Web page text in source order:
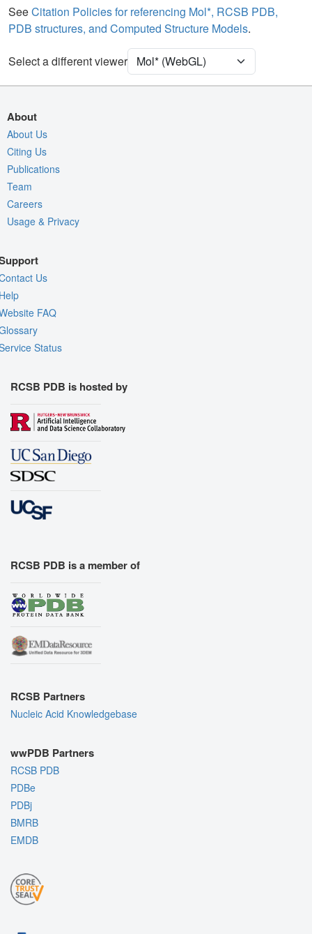
Water Ball & Stick
[Focus] Target Ball & Stick
[Focus] Surroundings (5 Å)
Density
Quality Assessment
Assembly Symmetry
Export Models
Export Animation
Export Geometry
SeeCitation Policies for referencing Mol*, RCSB PDB,
PDB structures, and Computed Structure Models.
Select a different viewer
About
About Us
Citing Us
Publications
Team
Careers
Usage & Privacy
Us
FAQ
Status
RCSB PDB is hosted by
RCSB PDB is a member of
RCSB Partners
Nucleic Acid Knowledgebase
wwPDB Partners
RCSB PDB
PDBe
PDBj
BMRB
EMDB